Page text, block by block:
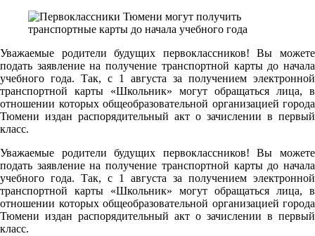
Уважаемые родители будущих первоклассников! Вы можете
подать заявление на получение транспортной карты до начала
учебного года. Так, с 1 августа за получением электронной
транспортной карты «Школьник» могут обращаться лица, в
отношении которых общеобразовательной организацией города
Тюмени издан распорядительный акт о зачислении в первый
класс.
Уважаемые родители будущих первоклассников! Вы можете
подать заявление на получение транспортной карты до начала
учебного года. Так, с 1 августа за получением электронной
транспортной карты «Школьник» могут обращаться лица, в
отношении которых общеобразовательной организацией города
Тюмени издан распорядительный акт о зачислении в первый
класс.